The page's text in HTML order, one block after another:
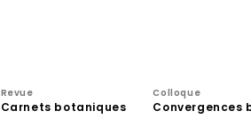
Revue
Carnets botaniques
Colloque
Convergences